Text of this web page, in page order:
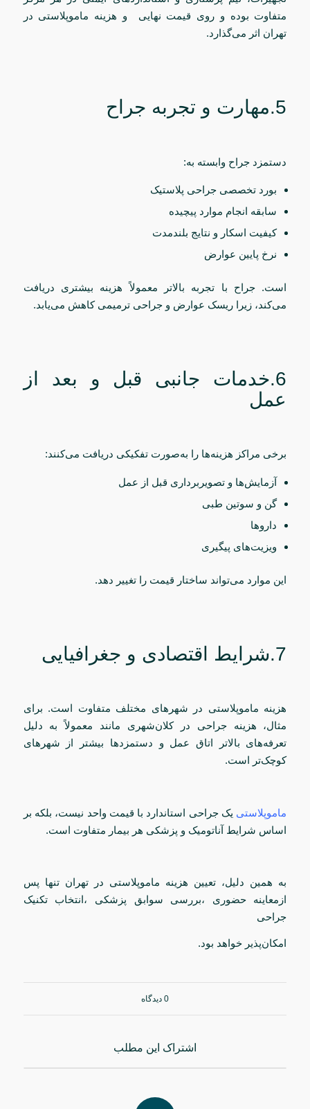
متفاوت بوده و روی قیمت نهایی و هزینه ماموپلاستی در
تهران اثر می‌گذارد.
5.مهارت و تجربه جراح
دستمزد جراح وابسته به:
بورد تخصصی جراحی پلاستیک
سابقه انجام موارد پیچیده
کیفیت اسکار و نتایج بلندمدت
نرخ پایین عوارض
است. جراح با تجربه بالاتر معمولاً هزینه بیشتری دریافت
می‌کند، زیرا ریسک عوارض و جراحی ترمیمی کاهش می‌یابد.
6.خدمات جانبی قبل و بعد از
عمل
برخی مراکز هزینه‌ها را به‌صورت تفکیکی دریافت می‌کنند:
آزمایش‌ها و تصویربرداری قبل از عمل
گن و سوتین طبی
داروها
ویزیت‌های پیگیری
این موارد می‌تواند ساختار قیمت را تغییر دهد.
7.شرایط اقتصادی و جغرافیایی
هزینه ماموپلاستی در شهرهای مختلف متفاوت است. برای
مثال، هزینه جراحی در کلان‌شهری مانند معمولاً به دلیل
تعرفه‌های بالاتر اتاق عمل و دستمزدها بیشتر از شهرهای
کوچک‌تر است.
ماموپلاستی یک جراحی استاندارد با قیمت واحد نیست، بلکه بر
اساس شرایط آناتومیک و پزشکی هر بیمار متفاوت است.
به همین دلیل، تعیین هزینه ماموپلاستی در تهران تنها پس
ازمعاینه حضوری ،بررسی سوابق پزشکی ،انتخاب تکنیک
جراحی
امکان‌پذیر خواهد بود.
0 دیدگاه
اشتراک این مطلب